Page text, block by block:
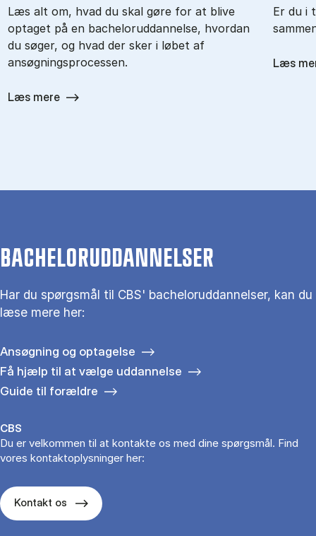
Læs alt om, hvad du skal gøre for at blive
optaget på en bacheloruddannelse, hvordan
du søger, og hvad der sker i løbet af
ansøgningsprocessen.
Læs mere
Er du i
Læs
BACHELORUDDANNELSER
Har du spørgsmål til CBS' bacheloruddannelser, kan du
læse mere her:
Ansøgning og optagelse
Få hjælp til at vælge uddannelse
Guide til forældre
CBS
Du er velkommen til at kontakte os med dine spørgsmål. Find
vores kontaktoplysninger her:
Kontakt os